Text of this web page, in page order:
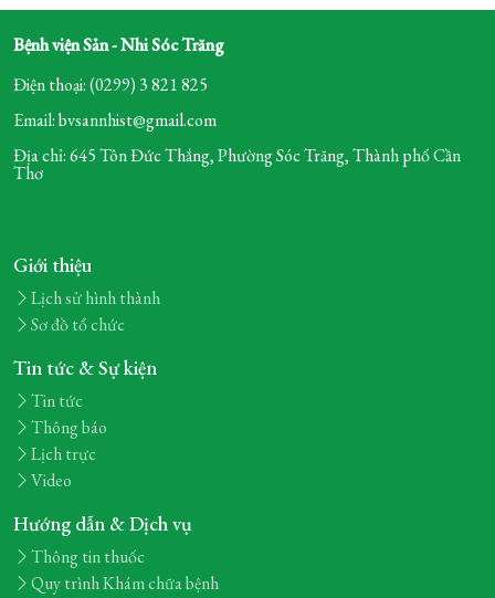
Bệnh viện Sản - Nhi Sóc Trăng
Điện thoại: (0299) 3 821 825
Email: bvsannhist@gmail.com
Địa chỉ: 645 Tôn Đức Thắng, Phường Sóc Trăng,Thành phố Cần
Thơ
Giới thiệu
Lịch sử hình thành
Sơ đồ tổ chức
Tin tức & Sự kiện
Tin tức
Thông báo
Lịch trực
Video
Hướng dẫn & Dịch vụ
Thông tin thuốc
Quy trình Khám chữa bệnh